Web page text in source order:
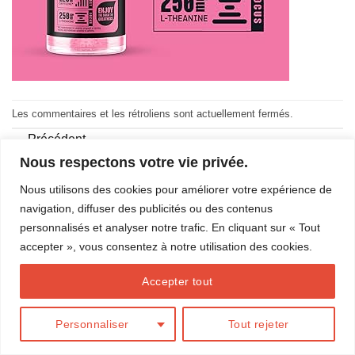
Nous respectons votre vie privée.
Nous utilisons des cookies pour améliorer votre expérience de
navigation, diffuser des publicités ou des contenus
personnalisés et analyser notre trafic. En cliquant sur « Tout
accepter », vous consentez à notre utilisation des cookies.
Personnaliser Tout rejeter
Accepter tout
Les commentaires et les rétroliens sont actuellement fermés.
Précédent
Suivant →
Copyright 2026 ©Marilou Thériault